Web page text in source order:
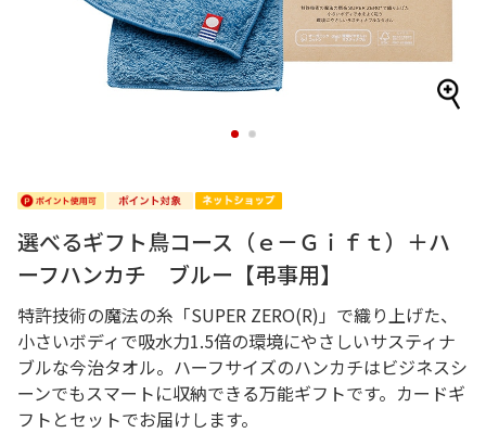
1 2
選べるギフト鳥コース（ｅ－Ｇｉｆｔ）＋ハ
ーフハンカチ ブルー【弔事用】
特許技術の魔法の糸「SUPER ZERO(R)」で織り上げた、
小さいボディで吸水力1.5倍の環境にやさしいサスティナ
ブルな今治タオル。ハーフサイズのハンカチはビジネスシ
ーンでもスマートに収納できる万能ギフトです。カードギ
フトとセットでお届けします。